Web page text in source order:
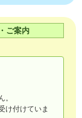
ご案内
け付けていま